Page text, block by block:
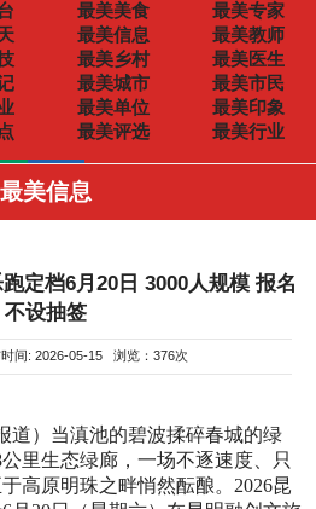
最美美食
最美专家
最美信息
最美教师
最美乡村
最美医生
最美城市
最美市民
最美单位
最美印象
最美评选 最美行业
最美信息
定档6月20日 3000人规模 报名
不设抽签
间: 2026-05-15 浏览：376次
道）当滇池的碧波揉碎春城的绿
里生态绿廊，一场不逐速度、只
高原明珠之畔悄然酝酿。2026昆